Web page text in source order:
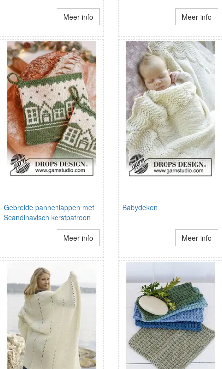
Meer info Meer info
Gebreide pannenlappen met
Scandinavisch kerstpatroon
Meer info
Babydeken
Meer info